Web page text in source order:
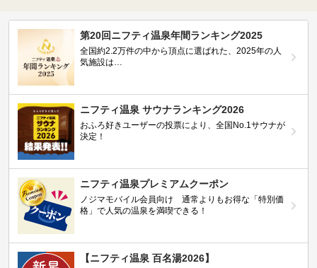
第20回ニフティ温泉年間ランキング2025
全国約2.2万件の中から頂点に選ばれた、2025年の人
気施設は…
ニフティ温泉 サウナランキング2026
おふろ好きユーザーの投票により、全国No.1サウナが
決定！
ニフティ温泉プレミアムクーポン
ノジマモバイル会員向け 通常よりもお得な「特別価
格」で人気の温泉を満喫できる！
【ニフティ温泉 百名湯2026】